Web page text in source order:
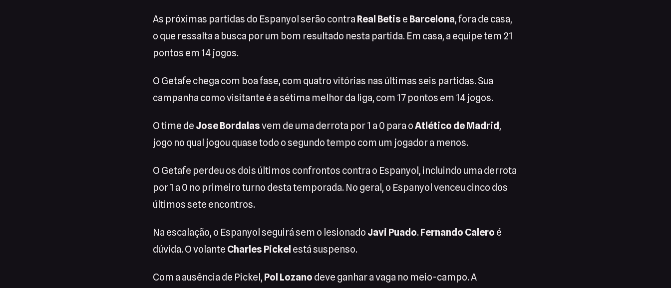
As próximas partidas do Espanyol serão contra Real Betis e Barcelona, fora de casa,
o que ressalta a busca por um bom resultado nesta partida. Em casa, a equipe tem 21
pontos em 14 jogos.
O Getafe chega com boa fase, com quatro vitórias nas últimas seis partidas. Sua
campanha como visitante é a sétima melhor da liga, com 17 pontos em 14 jogos.
O time de Jose Bordalasvem de uma derrota por 1 a 0 para oAtlético de Madrid ,
jogo no qual jogou quase todo o segundo tempo com um jogador a menos.
O Getafe perdeu os dois últimos confrontos contra o Espanyol, incluindo uma derrota
por 1 a 0 no primeiro turno desta temporada. No geral, o Espanyol venceu cinco dos
últimos sete encontros.
Na escalação, o Espanyol seguirá sem o lesionado Javi Puado.Fernando Calero é
dúvida. O volante Charles Pickel está suspenso.
Com a ausência de Pickel, Pol Lozano deve ganhar a vaga no meio-campo. A